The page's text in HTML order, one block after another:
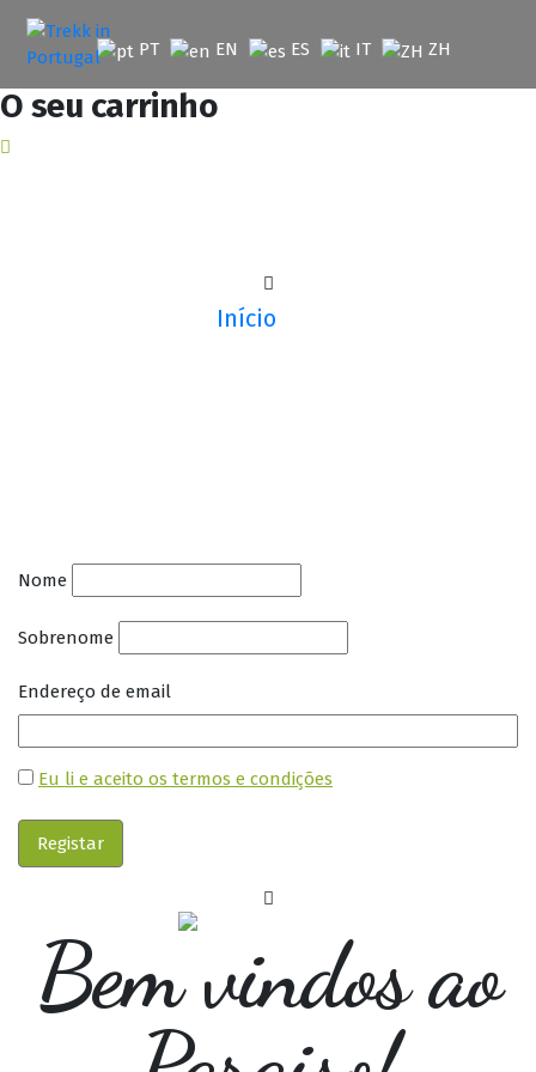
para
conteúdo
PT EN ES IT ZH
O seu carrinho
Início
Nome
Sobrenome
Endereço de email
Eu li e aceito os termos e condições
Bem vindos ao